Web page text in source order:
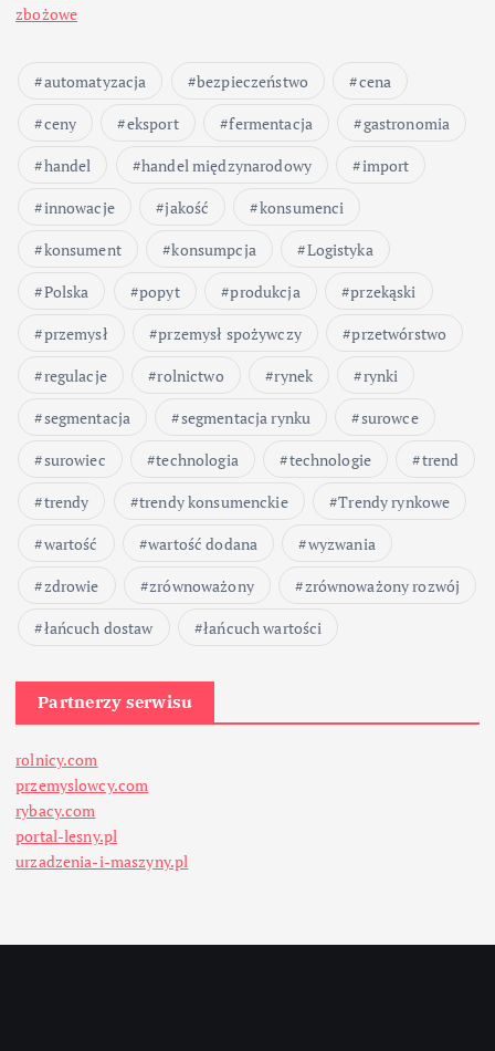
zbożowe
automatyzacja bezpieczeństwo
cena
ceny
eksport fermentacja
gastronomia
handel
handel międzynarodowy
import
innowacje
jakość
konsumenci
konsument
konsumpcja
Logistyka
Polska
popyt produkcja
przekąski
przemysł
przemysł spożywczy
przetwórstwo
regulacje
rolnictwo rynek
rynki
segmentacja
segmentacja rynku
surowce
surowiec
technologia technologie
trend
trendy
trendy konsumenckie
Trendy rynkowe
wartość
wartość dodana
wyzwania
zdrowie
zrównoważony
zrównoważony rozwój
łańcuch dostaw
łańcuch wartości
Partnerzy serwisu
rolnicy.com
przemyslowcy.com
rybacy.com
portal-lesny.pl
urzadzenia-i-maszyny.pl